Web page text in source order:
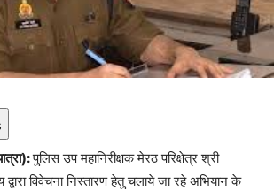
पुलिस उप महानिरीक्षक मेरठ परिक्षेत्र श्री
द्वारा विवेचना निस्तारण हेतु चलाये जा रहे अभियान के